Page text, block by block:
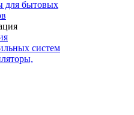
для бытовых
систем